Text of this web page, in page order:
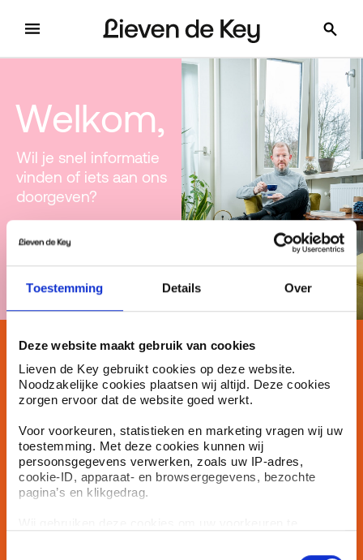
Toestemming Details Over
Deze website maakt gebruik van cookies
Lieven de Key gebruikt cookies op deze website.
Noodzakelijke cookies plaatsen wij altijd. Deze cookies
zorgen ervoor dat de website goed werkt.
Voor voorkeuren, statistieken en marketing vragen wij uw
toestemming. Met deze cookies kunnen wij
persoonsgegevens verwerken, zoals uw IP-adres,
cookie-ID, apparaat- en browsergegevens, bezochte
pagina’s en klikgedrag.
Welkom,
Wil je snel informatie
vinden of iets aan ons
doorgeven?
Reparatie melden
Woning zoeken
Snel regelen
Vind antwoord op je vraag en breng je zaken rondom
huren en wonen op orde.
Betaaloverzicht bekijken
Tip, klacht of vraag doorgeven